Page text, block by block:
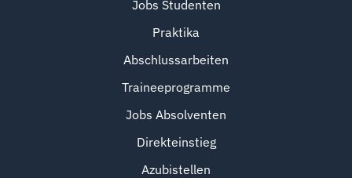
Jobs Studenten
Praktika
Abschlussarbeiten
Traineeprogramme
Jobs Absolventen
Direkteinstieg
Azubistellen